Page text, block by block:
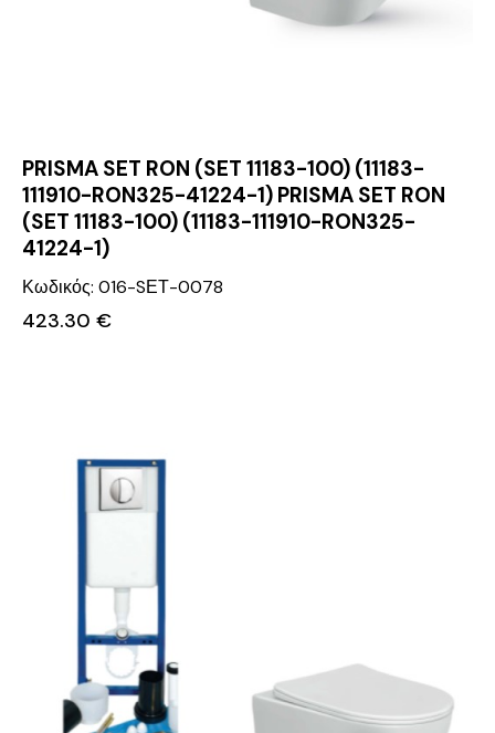
PRISMA SET RON (SET 11183-100) (11183-
111910-RON325-41224-1) PRISMA SET RON
(SET 11183-100) (11183-111910-RON325-
41224-1)
Κωδικός: 016-SΕΤ-0078
423.30 €